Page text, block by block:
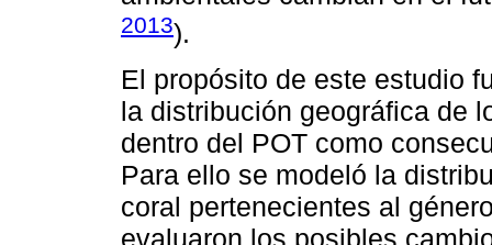
2013).
El propósito de este estudio
la distribución geográfica de
dentro del POT como
Para ello se modeló la
coral pertenecientes al
evaluaron los posibles